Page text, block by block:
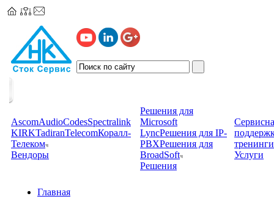
AscomAudioCodesSpectralink
KIRKTadiranTelecomКоралл-
Телеком
Вендоры
Решения для
Microsoft
LyncРешения для IP-
PBXРешения для
BroadSoft
Решения
тренинги
Услуги
Главная